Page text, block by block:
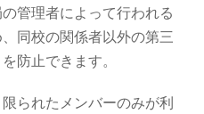
管理者によって行われる
同校の関係者以外の第三
防止できます。
られたメンバーのみが利